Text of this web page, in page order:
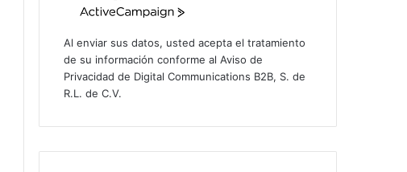
A
v
e
p
i
Al enviar sus datos, usted acepta el tratamiento
de su información conforme alAviso de
Privacidad de Digital Communications B2B, S. de
R.L. de C.V.